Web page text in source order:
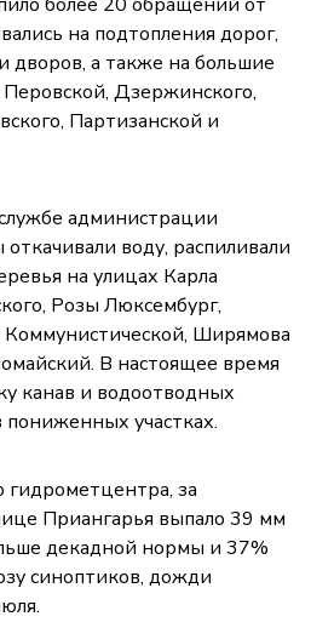
на подтопления дорог,
дворов, а также на большие
Дзержинского,
Партизанской и
администрации
воду, распиливали
на улицах Карла
Розы Люксембург,
Коммунистической, Ширямова
В настоящее время
канав и водоотводных
пониженных участках.
за
Приангарья выпало 39 мм
декадной нормы и 37%
синоптиков, дожди